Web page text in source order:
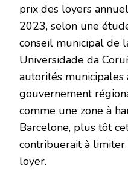
prix des loyers
2023, selon une
conseil municipal de
Universidade da
autorités municipales
gouvernement
comme une zone à
Barcelone, plus tôt
contribuerait à
loyer.